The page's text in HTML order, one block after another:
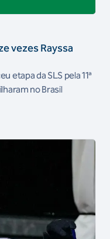
vezes Rayssa
etapa da SLS pela 11ª
no Brasil